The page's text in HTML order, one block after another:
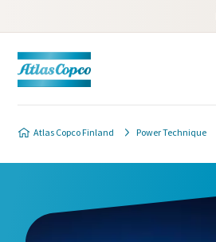
Atlas Copco Finland Power Technique